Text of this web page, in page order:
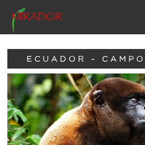
ECUADOR -